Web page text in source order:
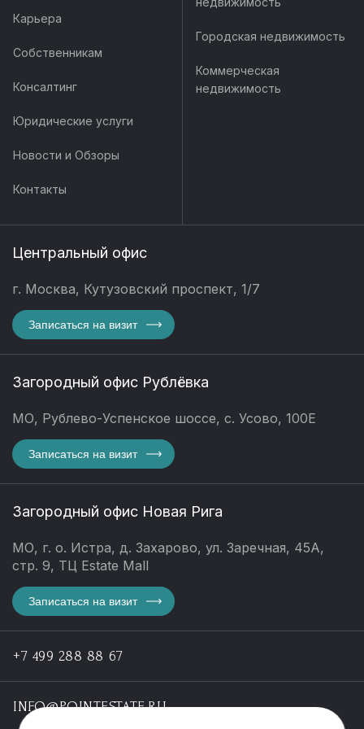
Карьера
Собственникам
Консалтинг
Юридические услуги
Новости и Обзоры
Контакты
Городская недвижимость
Коммерческая
недвижимость
Центральный офис
г. Москва, Кутузовский проспект, 1/7
Записаться на визит
Загородный офис Рублёвка
МО, Рублево-Успенское шоссе, с. Усово, 100Е
Записаться на визит
Загородный офис Новая Рига
МО, г. о. Истра, д. Захарово, ул. Заречная, 45А,
стр. 9, ТЦ Estate Mall
Записаться на визит
+7 499 288 88 67
INFO@POINTESTATE.RU